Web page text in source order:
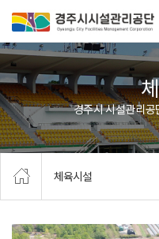
경주시 시설관리공
체육시설